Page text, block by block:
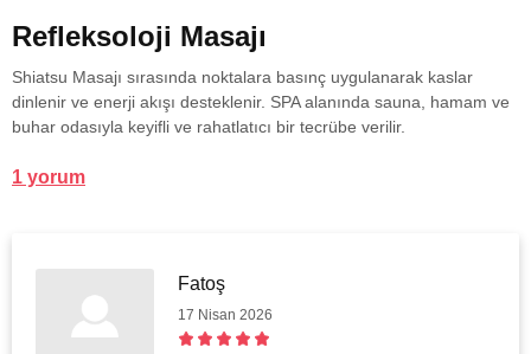
Refleksoloji Masajı
Shiatsu Masajı sırasında noktalara basınç uygulanarak kaslar
dinlenir ve enerji akışı desteklenir. SPA alanında sauna, hamam ve
buhar odasıyla keyifli ve rahatlatıcı bir tecrübe verilir.
1 yorum
Fatoş
17 Nisan 2026